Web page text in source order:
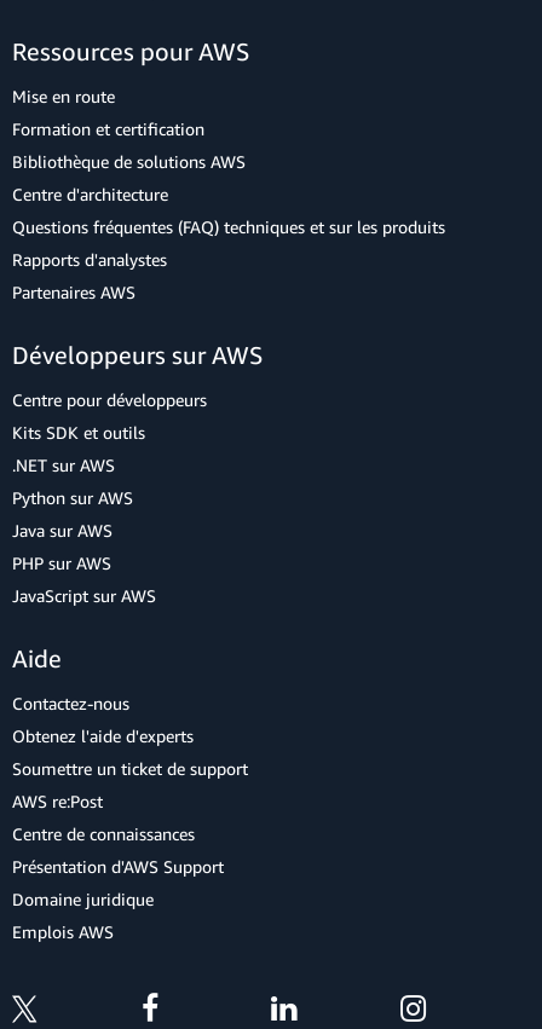
Ressources pour AWS
Mise en route
Formation et certification
Bibliothèque de solutions AWS
Centre d'architecture
Questions fréquentes (FAQ) techniques et sur les produits
Rapports d'analystes
Partenaires AWS
Développeurs sur AWS
Centre pour développeurs
Kits SDK et outils
.NET sur AWS
Python sur AWS
Java sur AWS
PHP sur AWS
JavaScript sur AWS
Aide
Contactez-nous
Obtenez l'aide d'experts
Soumettre un ticket de support
AWS re:Post
Centre de connaissances
Présentation d'AWS Support
Domaine juridique
Emplois AWS